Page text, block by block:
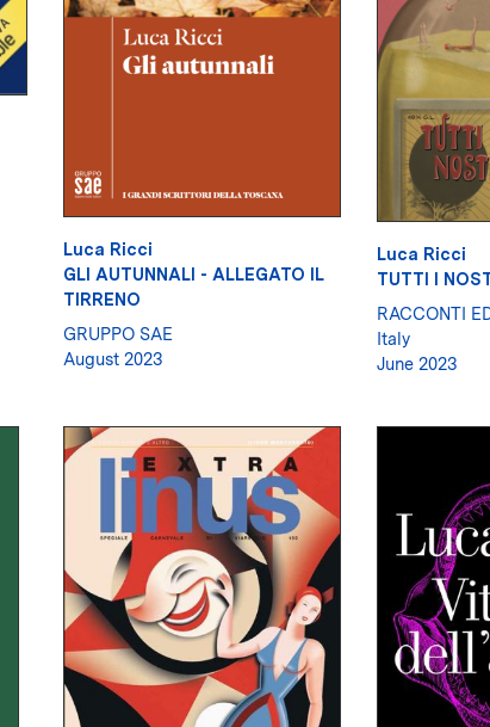
Luca Ricci
GLI AUTUNNALI - ALLEGATO IL
TIRRENO
GRUPPO SAE
August 2023
Luca Ricci
TUTTI I
RACCONTI
Italy
June 2023